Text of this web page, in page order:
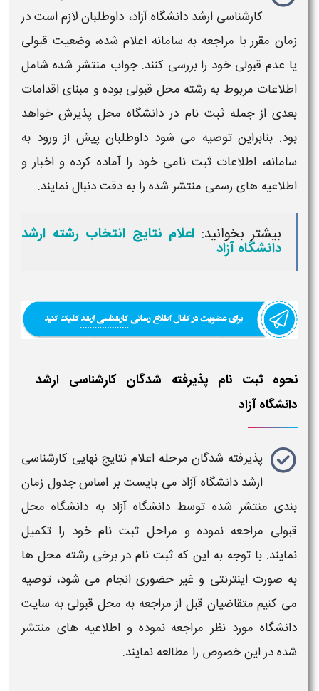
کارشناسی ارشد دانشگاه آزاد، داوطلبان لازم است در
زمان مقرر با مراجعه به سامانه اعلام شده، وضعیت قبولی
یا عدم قبولی خود را بررسی کنند.جواب منتشر شده شامل
اطلاعات مربوط به رشته محل قبولی بوده و مبنای اقدامات
بعدی از جمله ثبت نام در دانشگاه محل پذیرش خواهد
بود. بنابراین توصیه می شود داوطلبان پیش از ورود به
سامانه، اطلاعات ثبت نامی خود را آماده کرده و اخبار و
اطلاعیه های رسمی منتشر شده را به دقت دنبال نمایند.
بیشتر بخوانید: اعلام نتایج انتخاب رشته ارشد
دانشگاه آزاد
نحوه ثبت نام پذیرفته شدگان کارشناسی ارشد
دانشگاه آزاد
پذیرفته شدگان مرحله اعلام نتایج نهایی کارشناسی
ارشد دانشگاه آزاد می بایست بر اساس جدول زمان
بندی منتشر شده توسط دانشگاه آزاد به دانشگاه محل
قبولی مراجعه نموده و مراحل ثبت نام خود را تکمیل
نمایند. با توجه به این که ثبت نام در برخی رشته محل ها
به صورت اینترنتی و غیر حضوری انجام می شود، توصیه
می کنیم متقاضیان قبل از مراجعه به محل قبولی به سایت
دانشگاه مورد نظر مراجعه نموده و اطلاعیه های منتشر
شده در این خصوص را مطالعه نمایند.